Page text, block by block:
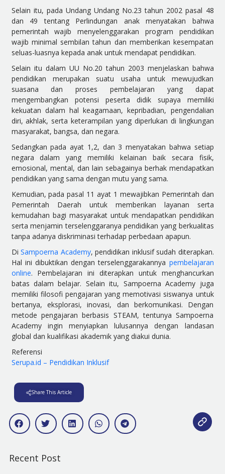
Selain itu, pada Undang Undang No.23 tahun 2002 pasal 48
dan 49 tentang Perlindungan anak menyatakan bahwa
pemerintah wajib menyelenggarakan program pendidikan
wajib minimal sembilan tahun dan memberikan kesempatan
seluas-luasnya kepada anak untuk mendapat pendidikan.
Selain itu dalam UU No.20 tahun 2003 menjelaskan bahwa
pendidikan merupakan suatu usaha untuk mewujudkan
suasana dan proses pembelajaran yang dapat
mengembangkan potensi peserta didik supaya memiliki
kekuatan dalam hal keagamaan, kepribadian, pengendalian
diri, akhlak, serta keterampilan yang diperlukan di lingkungan
masyarakat, bangsa, dan negara.
Sedangkan pada ayat 1,2, dan 3 menyatakan bahwa setiap
negara dalam yang memiliki kelainan baik secara fisik,
emosional, mental, dan lain sebagainya berhak mendapatkan
pendidikan yang sama dengan mutu yang sama.
Kemudian, pada pasal 11 ayat 1 mewajibkan Pemerintah dan
Pemerintah Daerah untuk memberikan layanan serta
kemudahan bagi masyarakat untuk mendapatkan pendidikan
serta menjamin terselenggaranya pendidikan yang berkualitas
tanpa adanya diskriminasi terhadap perbedaan apapun.
Di Sampoerna Academy, pendidikan inklusif sudah diterapkan.
Hal ini dibuktikan dengan terselenggarakannya pembelajaran
online. Pembelajaran ini diterapkan untuk menghancurkan
batas dalam belajar. Selain itu, Sampoerna Academy juga
memiliki filosofi pengajaran yang memotivasi siswanya untuk
bertanya, eksplorasi, inovasi, dan berkomunikasi. Dengan
metode pengajaran berbasis STEAM, tentunya Sampoerna
Academy ingin menyiapkan lulusannya dengan landasan
global dan kualifikasi akademik yang diakui dunia.
Referensi
Serupa.id – Pendidikan Inklusif
Share This Article
Recent Post